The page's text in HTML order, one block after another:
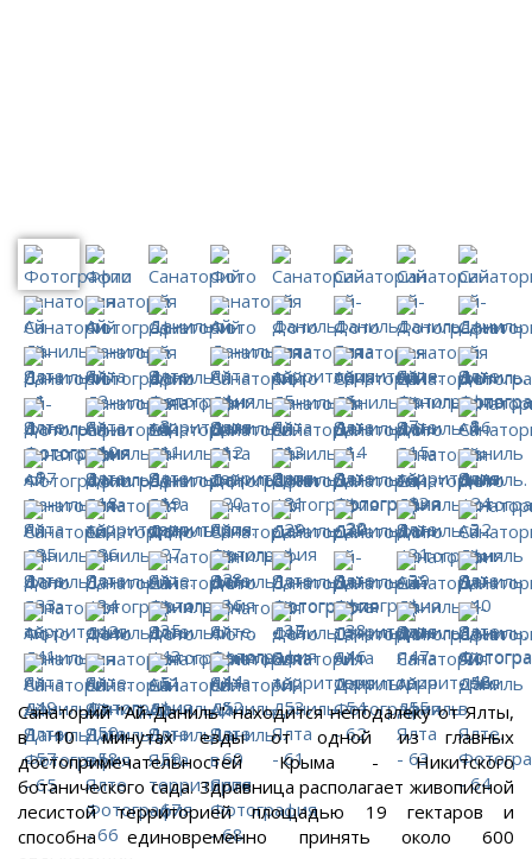
Санаторий "Ай-Даниль" находится неподалеку от Ялты,
в 10 минутах езды от одной из главных
достопримечательностей Крыма - Никитского
ботанического сада. Здравница располагает живописной
лесистой территорией площадью 19 гектаров и
способна единовременно принять около 600